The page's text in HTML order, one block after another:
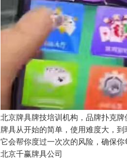
北京牌具牌技培训机构，品牌扑克牌
牌具从开始的简单，使用难度大，
它会帮你度过一次次的风险，确保
北京千赢牌具公司